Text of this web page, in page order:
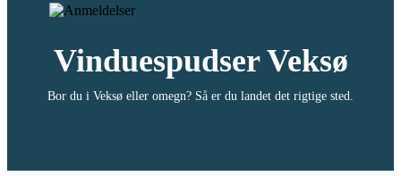
Vinduespudser Veksø
Bor du i Veksø eller omegn? Så er du landet det rigtige sted.